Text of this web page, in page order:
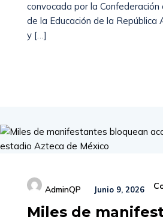
convocada por la
de la Educación de la República
y […]
AdminQP Junio 9, 2026
Miles de